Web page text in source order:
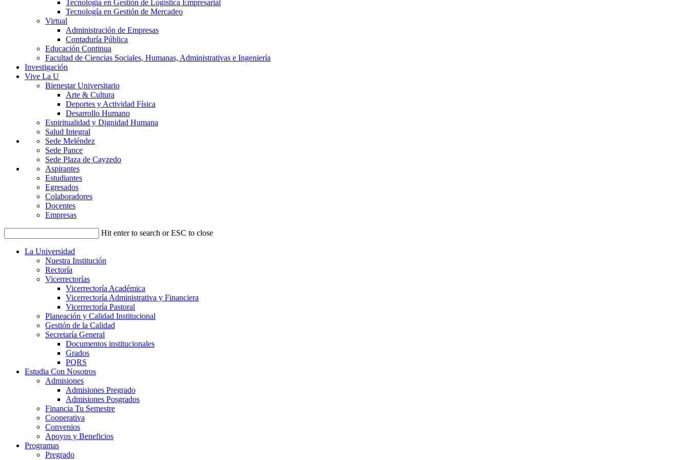
Tecnología en Gestión de Logística Empresarial
Tecnología en Gestión de Mercadeo
Virtual
Administración de Empresas
Contaduría Pública
Educación Continua
Facultad de Ciencias Sociales, Humanas, Administrativas e Ingeniería
Investigación
Vive La U
Bienestar Universitario
Arte & Cultura
Deportes y Actividad Física
Desarrollo Humano
Espiritualidad y Dignidad Humana
Salud Integral
Sede Meléndez
Sede Pance
Sede Plaza de Cayzedo
Aspirantes
Estudiantes
Egresados
Colaboradores
Docentes
Empresas
Hit enter to search or ESC to close
La Universidad
Nuestra Institución
Rectoría
Vicerrectorías
Vicerrectoría Académica
Vicerrectoría Administrativa y Financiera
Vicerrectoría Pastoral
Planeación y Calidad Institucional
Gestión de la Calidad
Secretaría General
Documentos institucionales
Grados
PQRS
Estudia Con Nosotros
Admisiones
Admisiones Pregrado
Admisiones Posgrados
Financia Tu Semestre
Cooperativa
Convenios
Apoyos y Beneficios
Programas
Pregrado